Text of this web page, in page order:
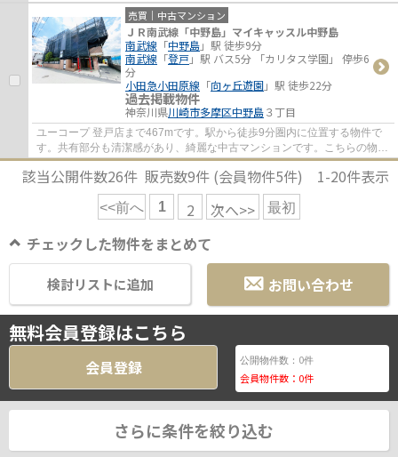
戸建て物件です。不動産の購入は、人生の中で...
売買｜中古マンション
ＪＲ南武線「中野島」マイキャッスル中野島
南武線 「中野島」駅 徒歩9分
南武線 「登戸」駅 バス5分 「カリタス学園」 停歩6
分
小田急小田原線 「向ヶ丘遊園」駅 徒歩22分
過去掲載物件
神奈川県川崎市多摩区中野島３丁目
ユーコープ 登戸店まで467mです。駅から徒歩9分圏内に位置する物件で
す。共有部分も清潔感があり、綺麗な中古マンションです。こちらの物件
はエレベーター付きです。川崎市多摩区で不...
該当公開件数26件 販売数9件 (会員物件5件) 1-20件表示
<<前へ 1 2 次へ>> 最初
チェックした物件をまとめて
お問い合わせ
検討リストに追加
無料会員登録はこちら
会員登録 公開物件数： 0件
会員物件数： 0件
さらに条件を絞り込む